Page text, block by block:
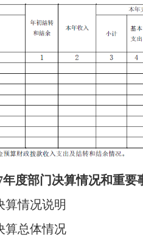
度部门决算情况和重要
情况说明
总体情况